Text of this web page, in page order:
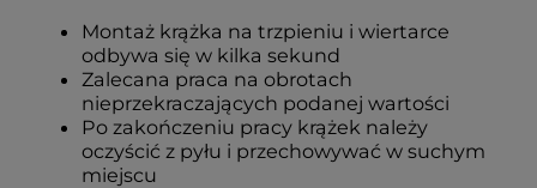
Montaż krążka na trzpieniu i wiertarce
odbywa się w kilka sekund
Zalecana praca na obrotach
nieprzekraczających podanej wartości
Po zakończeniu pracy krążek należy
oczyścić z pyłu i przechowywać w suchym
miejscu